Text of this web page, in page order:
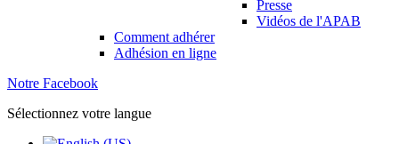
Presse
Vidéos de l'APAB
Comment adhérer
Adhésion en ligne
Notre Facebook
Sélectionnez votre langue